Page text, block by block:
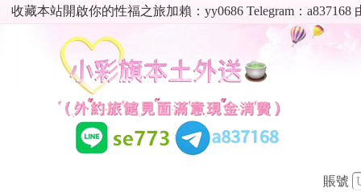
收藏本站開啟你的性福之旅加賴：yy0686 Telegram：
賬號